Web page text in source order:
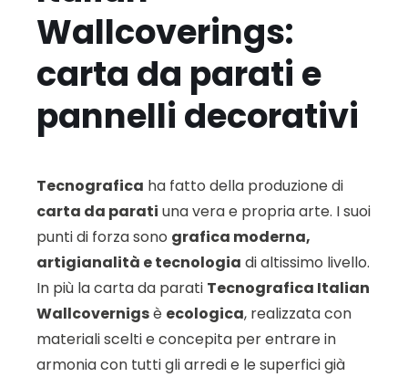
Wallcoverings:
carta da parati e
pannelli decorativi
Tecnografica ha fatto della produzione di
carta da parati una vera e propria arte. I suoi
punti di forza sono grafica moderna,
artigianalità e tecnologia di altissimo livello.
In più la carta da parati Tecnografica Italian
Wallcovernigsè ecologica, realizzata con
materiali scelti e concepita per entrare in
armonia con tutti gli arredi e le superfici già